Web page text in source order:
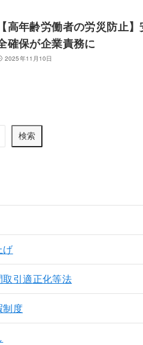
【高年齢労働者の労災防止】
確保が企業責務に
2025年11月10日
検索
げ
引適正化等法
制度